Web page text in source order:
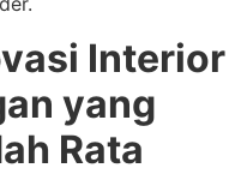
Interior
yang
Rata